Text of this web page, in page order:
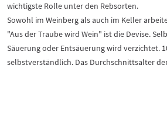
wichtigste Rolle unter den Rebsorten.
Sowohl im Weinberg als auch im Keller
"Aus der Traube wird Wein" ist die Devise.
Säuerung oder Entsäuerung wird verzichtet.
selbstverständlich. Das Durchschnittsalter